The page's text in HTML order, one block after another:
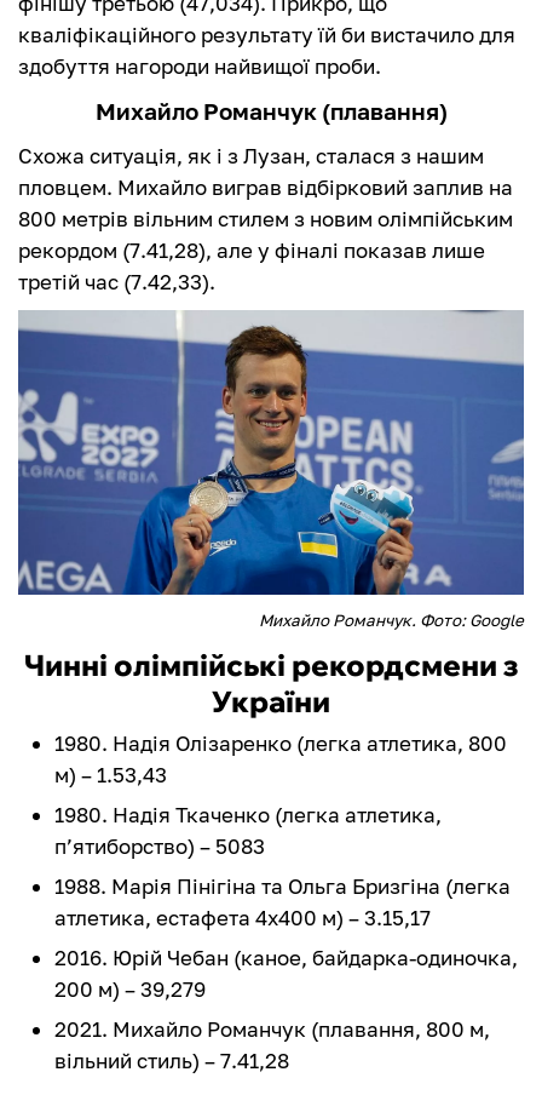
кваліфікаційного результату їй би вистачило для
здобуття нагороди найвищої проби.
Михайло Романчук (плавання)
Схожа ситуація, як і з Лузан, сталася з нашим
пловцем. Михайло виграв відбірковий заплив на
800 метрів вільним стилем з новим олімпійським
рекордом (7.41,28), але у фіналі показав лише
третій час (7.42,33).
Михайло Романчук. Фото: Google
Чинні олімпійські рекордсмени з
України
1980. Надія Олізаренко (легка атлетика, 800
м) – 1.53,43
1980. Надія Ткаченко (легка атлетика,
п’ятиборство) – 5083
1988. Марія Пінігіна та Ольга Бризгіна (легка
атлетика, естафета 4х400 м) – 3.15,17
2016. Юрій Чебан (каное, байдарка-одиночка,
200 м) – 39,279
2021. Михайло Романчук (плавання, 800 м,
вільний стиль) – 7.41,28